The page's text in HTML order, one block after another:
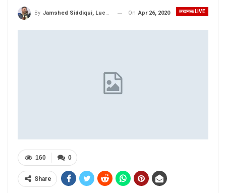
लखनऊ LIVE
By Jamshed Siddiqui, Lucknow On Apr 26, 2020
0
160
Share